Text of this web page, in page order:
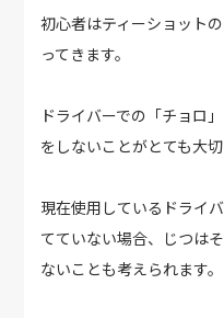
初心者はティーショット
ってきます。
ドライバーでの「チョロ
をしないことがとても大切
現在使用しているドライ
てていない場合、じつは
ないことも考えられます。